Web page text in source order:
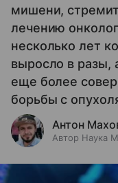
мишени,
лечению
несколько лет
выросло в разы,
еще более
борьбы с
Антон
Автор Наука